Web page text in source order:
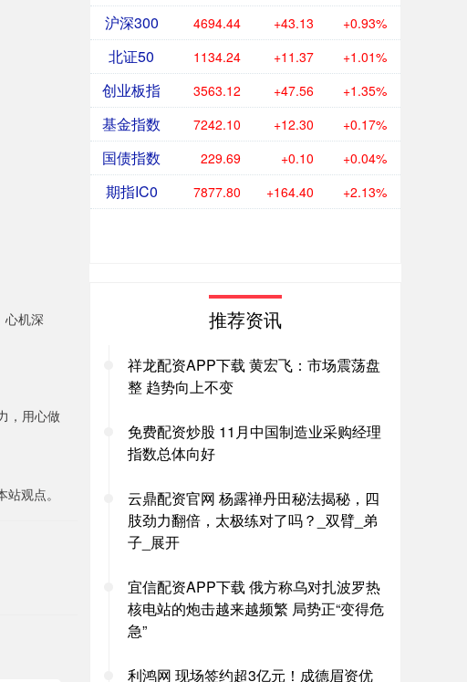
心机深
，用心做
观点。
沪深300 4694.44 +43.13 +0.93%
北证50 1134.24 +11.37 +1.01%
创业板指 3563.12 +47.56 +1.35%
基金指数 7242.10 +12.30 +0.17%
国债指数 229.69 +0.10 +0.04%
期指IC0 7877.80 +164.40 +2.13%
推荐资讯
祥龙配资APP下载 黄宏飞：市场震荡盘
整 趋势向上不变
免费配资炒股 11月中国制造业采购经理
指数总体向好
云鼎配资官网 杨露禅丹田秘法揭秘，四
肢劲力翻倍，太极练对了吗？_双臂_弟
子_展开
宜信配资APP下载 俄方称乌对扎波罗热
核电站的炮击越来越频繁 局势正“变得危
急”
利鸿网 现场签约超3亿元！成德眉资优